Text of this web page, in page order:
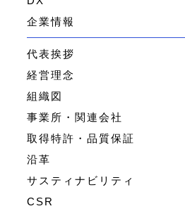
企業情報
代表挨拶
経営理念
組織図
事業所・関連会社
取得特許・品質保証
沿革
サスティナビリティ
CSR